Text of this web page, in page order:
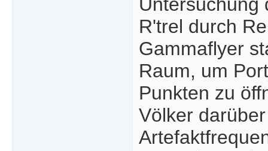
Untersuchung
R'trel durch
Gammaflyer
Raum, um
Punkten zu
Völker